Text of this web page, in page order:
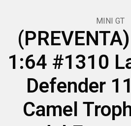
MINI GT
1:64 #1310
Defender
Camel